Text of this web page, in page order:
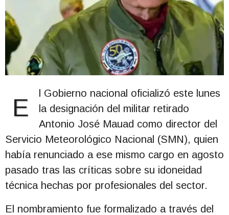
E
l Gobierno nacional oficializó este lunes
la designación del militar retirado
Antonio José Mauad como director del
Servicio Meteorológico Nacional (SMN), quien
había renunciado a ese mismo cargo en agosto
pasado tras las críticas sobre su idoneidad
técnica hechas por profesionales del sector.
El nombramiento fue formalizado a través del